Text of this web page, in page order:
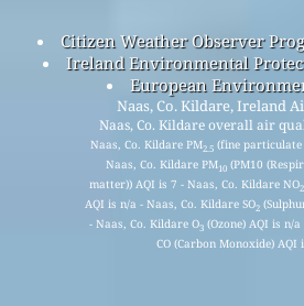
Citizen Weather Observer
Ireland Environmental
European
Naas, Co. Kildare, Ireland
Naas, Co. Kildare overall air
Naas, Co. Kildare PM2.5(fine particulate
Naas, Co. Kildare PM10(PM10
matter)) AQI is 7 - Naas, Co. Kildare NO2
AQI is n/a - Naas, Co. Kildare SO2
- Naas, Co. Kildare O3 (Ozone) AQI is n/
CO (Carbon Monoxide) AQI